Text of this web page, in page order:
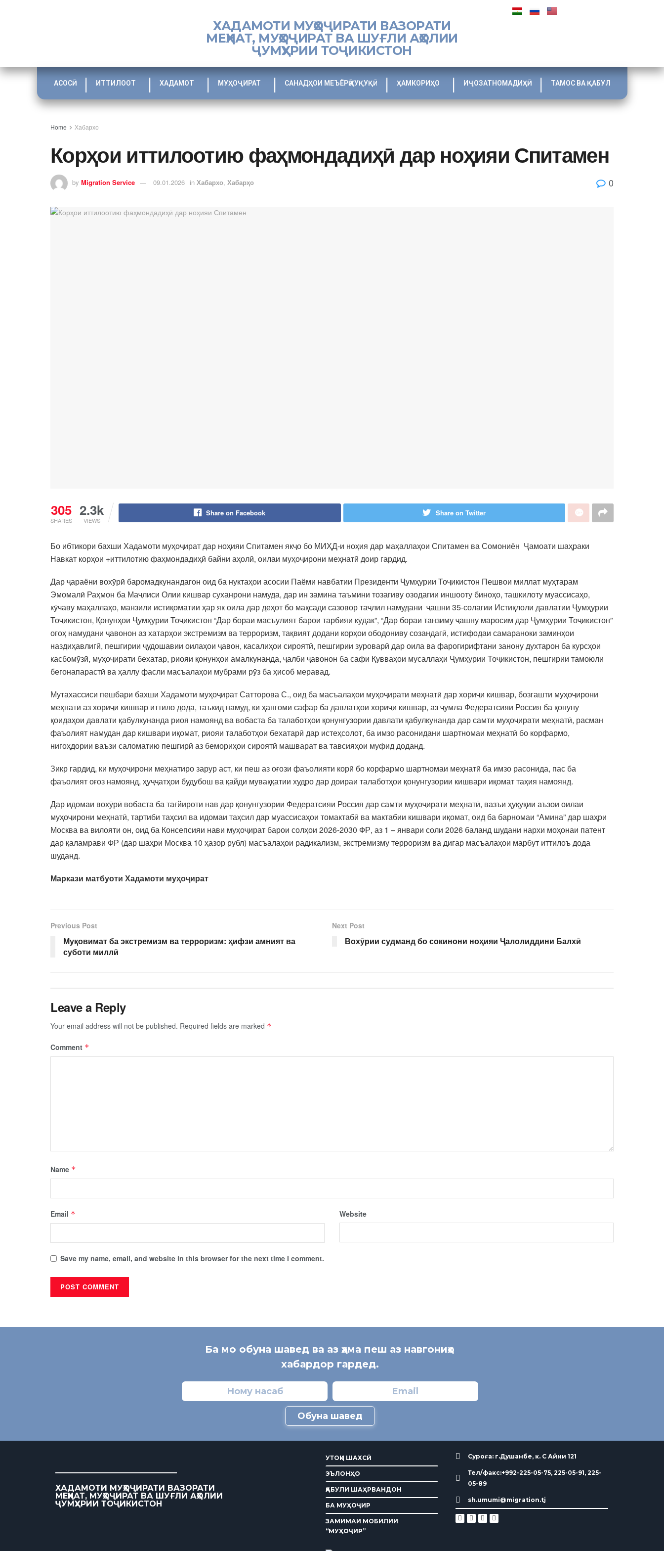
ХАДАМОТИ МУҲОҶИРАТИ ВАЗОРАТИ
МЕҲНАТ, МУҲОҶИРАТ ВА ШУҒЛИ АҲОЛИИ
ҶУМҲУРИИ ТОҶИКИСТОН
АСОСӢ ИТТИЛООТ ХАДАМОТ МУҲОҶИРАТ САНАДҲОИ МЕЪЁРӢ ҲУҚУҚӢ ҲАМКОРИҲО ИҶОЗАТНОМАДИҲӢ ТАМОС ВА ҚАБУЛ
Home Хабархо
Корҳои иттилоотию фаҳмондадиҳӣ дар ноҳияи Спитамен
by Migration Service 09.01.2026 in Хабархо, Хабарҳо 0
305
SHARES
2.3k
VIEWS
Share on Facebook Share on Twitter
Бо ибтикори бахши Хадамоти муҳоҷират дар ноҳияи Спитамен якҷо бо МИҲД-и ноҳия дар маҳаллаҳои Спитамен ва Сомониён Ҷамоати шаҳраки
Навкат корҳои +иттилотию фаҳмондадиҳӣ байни аҳолӣ, оилаи муҳоҷирони меҳнатӣ доир гардид.
Дар ҷараёни вохӯрӣ баромадкунандагон оид ба нуктаҳои асосии Паёми навбатии Президенти Ҷумҳурии Тоҷикистон Пешвои миллат муҳтарам
Эмомалӣ Раҳмон ба Маҷлиси Олии кишвар суханрони намуда, дар ин замина таъмини тозагиву озодагии иншооту биноҳо, ташкилоту муассисаҳо,
кӯчаву маҳаллаҳо, манзили истиқоматии ҳар як оила дар деҳот бо мақсади сазовор таҷлил намудани ҷашни 35-солагии Истиқлоли давлатии Ҷумҳурии
Тоҷикистон, Қонунҳои Ҷумҳурии Тоҷикистон “Дар бораи масъулият барои тарбияи кӯдак”, “Дар бораи танзиму ҷашну маросим дар Ҷумҳурии Тоҷикистон”
огоҳ намудани ҷавонон аз хатарҳои экстремизм ва терроризм, тақвият додани корҳои ободониву созандагӣ, истифодаи самараноки заминҳои
наздиҳавлигӣ, пешгирии ҷудошавии оилаҳои ҷавон, касалиҳои сироятӣ, пешгирии зуроварӣ дар оила ва фарогирифтани занону духтарон ба курсҳои
касбомӯзӣ, муҳоҷирати бехатар, риояи қонунҳои амалкунанда, ҷалби ҷавонон ба сафи Қувваҳои мусаллаҳи Ҷумҳурии Тоҷикистон, пешгирии тамоюли
бегонапарастӣ ва ҳаллу фасли масъалаҳои мубрами рӯз ба ҳисоб меравад.
Мутахассиси пешбари бахши Хадамоти муҳоҷират Сатторова С., оид ба масъалаҳои муҳоҷирати меҳнатӣ дар хориҷи кишвар, бозгашти муҳоҷирони
меҳнатӣ аз хориҷи кишвар иттило дода, таъкид намуд, ки ҳангоми сафар ба давлатҳои хориҷи кишвар, аз ҷумла Федератсияи Россия ба қонуну
қоидаҳои давлати қабулкунанда риоя намоянд ва вобаста ба талаботҳои қонунгузории давлати қабулкунанда дар самти муҳоҷирати меҳнатӣ, расман
фаъолият намудан дар кишвари иқомат, риояи талаботҳои бехатарӣ дар истеҳсолот, ба имзо расонидани шартномаи меҳнатӣ бо корфармо,
нигоҳдории ваъзи саломатию пешгирӣ аз бемориҳои сироятӣ машварат ва тавсияҳои муфид доданд.
Зикр гардид, ки муҳоҷирони меҳнатиро зарур аст, ки пеш аз оғози фаъолияти корӣ бо корфармо шартномаи меҳнатӣ ба имзо расонида, пас ба
фаъолият оғоз намоянд, ҳуҷҷатҳои будубош ва қайди муваққатии худро дар доираи талаботҳои қонунгузории кишвари иқомат таҳия намоянд.
Дар идомаи вохӯрӣ вобаста ба тағйироти нав дар қонунгузории Федератсияи Россия дар самти муҳоҷирати меҳнатӣ, вазъи ҳуқуқии аъзои оилаи
муҳоҷирони меҳнатӣ, тартиби таҳсил ва идомаи таҳсил дар муассисаҳои томактабӣ ва мактабии кишвари иқомат, оид ба барномаи “Амина” дар шаҳри
Москва ва вилояти он, оид ба Консепсияи нави муҳоҷират барои солҳои 2026-2030 ФР, аз 1 – январи соли 2026 баланд шудани нархи моҳонаи патент
дар қаламрави ФР (дар шаҳри Москва 10 ҳазор рубл) масъалаҳои радикализм, экстремизму терроризм ва дигар масъалаҳои марбут иттилоъ дода
шуданд.
Маркази матбуоти Хадамоти муҳоҷират
Previous Post
Муқовимат ба экстремизм ва терроризм: ҳифзи амният ва
суботи миллӣ
Next Post
Вохӯрии судманд бо сокинони ноҳияи Ҷалолиддини Балхӣ
Leave a Reply
Your email address will not be published. Required fields are marked *
Comment *
Name *
Email * Website
Save my name, email, and website in this browser for the next time I comment.
Ба мо обуна шавед ва аз ҳама пеш аз навгониҳо
хабардор гардед.
Обуна шавед
ХАДАМОТИ МУҲОҶИРАТИ ВАЗОРАТИ
МЕҲНАТ, МУҲОҶИРАТ ВА ШУҒЛИ АҲОЛИИ
ҶУМҲУРИИ ТОҶИКИСТОН
УТОҚИ ШАХСӢ
ЭЪЛОНҲО
ҚАБУЛИ ШАҲРВАНДОН
БА МУҲОҶИР
ЗАМИМАИ МОБИЛИИ
“МУҲОҶИР”
Суроға: г.Душанбе, к. С Айни 121
Тел/факс:+992-225-05-75, 225-05-91, 225-
05-89
sh.umumi@migration.tj